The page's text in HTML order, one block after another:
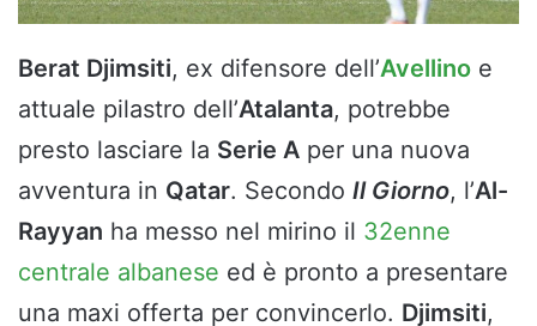
Berat Djimsiti, ex difensore dell’Avellino e
attuale pilastro dell’Atalanta, potrebbe
presto lasciare la Serie A per una nuova
avventura in Qatar. Secondo Il Giorno, l’Al-
Rayyan ha messo nel mirino il 32enne
centrale albanese ed è pronto a presentare
una maxi offerta per convincerlo. Djimsiti,